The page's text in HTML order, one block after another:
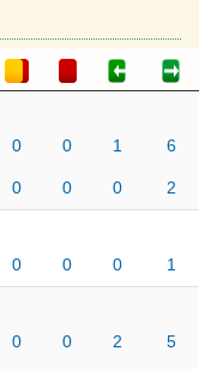
0 0 1 6
0 0 0 2
0 0 0 1
0 0 2 5